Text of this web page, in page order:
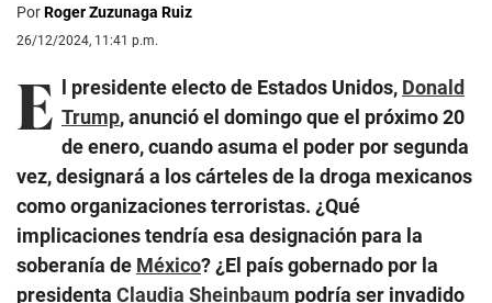
PorRoger Zuzunaga Ruiz
26/12/2024, 11:41 p.m.
E l presidente electo de Estados Unidos, Donald
Trump, anunció el domingo que el próximo 20
de enero, cuando asuma el poder por segunda
vez, designará a los cárteles de la droga mexicanos
como organizaciones terroristas. ¿Qué
implicaciones tendría esa designación para la
soberanía de México? ¿El país gobernado por la
presidenta Claudia Sheinbaum podría ser invadido